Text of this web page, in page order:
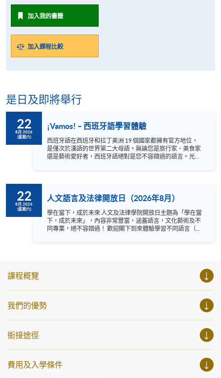
加入我的書籤
加入課程比較
是日及即將舉行
22
8月 2026
(星期六)
¡Vamos! – 西班牙語學習體驗
西班牙語在西班牙和拉丁美洲 19 個國家都擁有官方地位，
是僅次於漢語的世界第二大母語。無論您是旅行家、美食家
還是藝術愛好者，西班牙語絕對是您不容錯過的語言。光是
程，通過有趣互動的方式與我們經驗豐富的母語老師一起學
習基礎西班牙語和一些文化知識吧﹗¡ Hasta pronto ! 語言 ：
西班牙語及英語 Instagram:
https://www.instagram.com/hkuspace_spanish/ (西班牙語)
Facebook: https://www.facebook.com/hkuspace.spanish/
22
8月 2026
(星期六)
人文語言及法律開放日（2026年8月）
學在當下，成於未來 人文及法律學院開放日主題為「學在當
下，成於未來」，內容非常豐富，涵蓋語言，文化藝術及不
同專業，絕不容錯過！ 歡迎閣下到來體驗學習不同語言（包
坊、體驗課堂和豐富資訊講座。萬勿錯過是次活動，記得把
圖！
課程概覽
我們的優勢
銜接途徑
費用及入學條件